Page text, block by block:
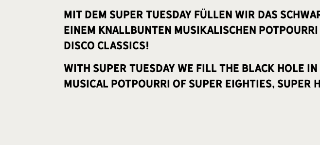
Mit dem Super Tuesday füllen wir das
einem knallbunten musikalischen Potpourri
Disco Classics!
With Super Tuesday we fill the black hole
musical potpourri of Super Eighties, Super